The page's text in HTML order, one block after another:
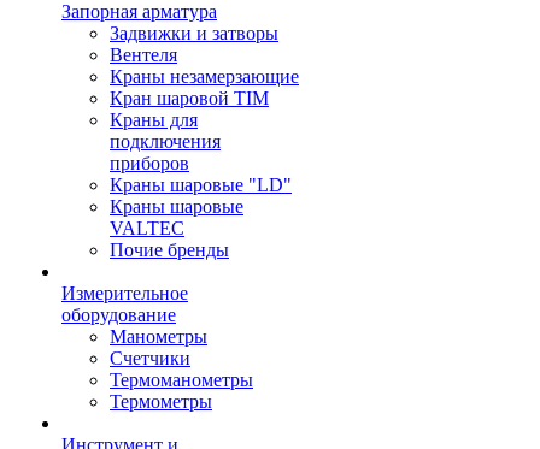
Запорная арматура
Задвижки и затворы
Вентеля
Краны незамерзающие
Кран шаровой TIM
Краны для
подключения
приборов
Краны шаровые "LD"
Краны шаровые
VALTEC
Почие бренды
Измерительное
оборудование
Манометры
Счетчики
Термоманометры
Термометры
Инструмент и